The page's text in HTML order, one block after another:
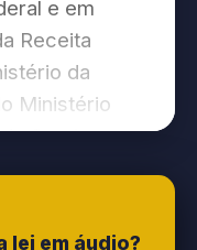
e em
Receita
da
Ministério
Serviço
e dos
do
lei em áudio?